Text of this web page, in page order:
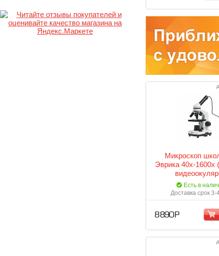
Микроскоп
Эврика 40х-1600х
Есть в
Доставка срок 3-
8 890 Р